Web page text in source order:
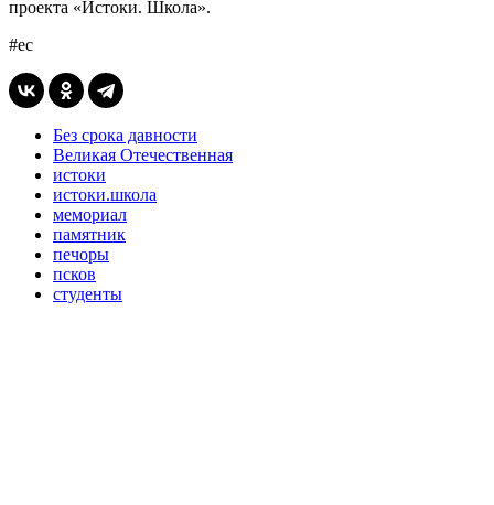
проекта «Истоки. Школа».
#ес
Без срока давности
Великая Отечественная
истоки
истоки.школа
мемориал
памятник
печоры
псков
студенты